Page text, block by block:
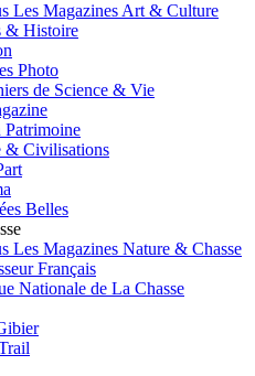
Les Magazines Art & Culture
& Histoire
Photo
de Science & Vie
Patrimoine
& Civilisations
Belles
Les Magazines Nature & Chasse
Français
Nationale de La Chasse